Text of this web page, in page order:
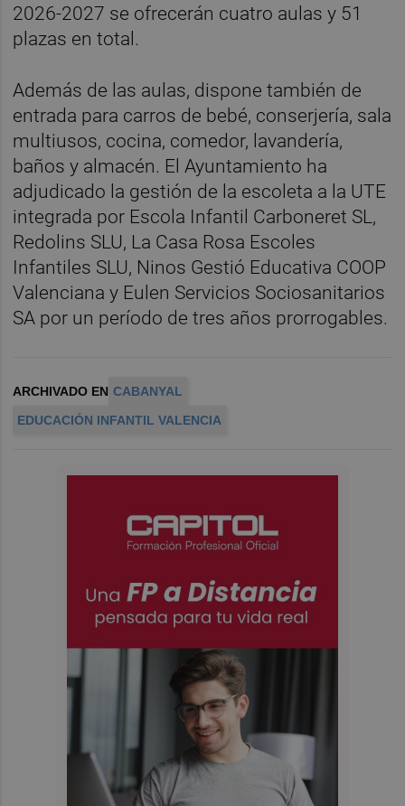
2026-2027 se ofrecerán cuatro aulas y 51
plazas en total.
Además de las aulas, dispone también de
entrada para carros de bebé, conserjería, sala
multiusos, cocina, comedor, lavandería,
baños y almacén. El Ayuntamiento ha
adjudicado la gestión de la escoleta a la UTE
integrada por Escola Infantil Carboneret SL,
Redolins SLU, La Casa Rosa Escoles
Infantiles SLU, Ninos Gestió Educativa COOP
Valenciana y Eulen Servicios Sociosanitarios
SA por un período de tres años prorrogables.
ARCHIVADO EN CABANYAL
EDUCACIÓN INFANTIL VALENCIA